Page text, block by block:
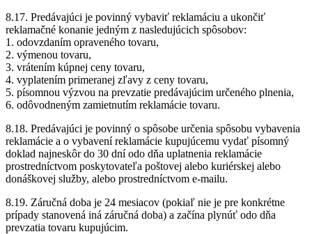
8.17. Predávajúci je povinný vybaviť reklamáciu a ukončiť
reklamačné konanie jedným z nasledujúcich spôsobov:
1. odovzdaním opraveného tovaru,
2. výmenou tovaru,
3. vrátením kúpnej ceny tovaru,
4. vyplatením primeranej zľavy z ceny tovaru,
5. písomnou výzvou na prevzatie predávajúcim určeného plnenia,
6. odôvodneným zamietnutím reklamácie tovaru.
8.18. Predávajúci je povinný o spôsobe určenia spôsobu vybavenia
reklamácie a o vybavení reklamácie kupujúcemu vydať písomný
doklad najneskôr do 30 dní odo dňa uplatnenia reklamácie
prostredníctvom poskytovateľa poštovej alebo kuriérskej alebo
donáškovej služby, alebo prostredníctvom e-mailu.
8.19. Záručná doba je 24 mesiacov (pokiaľ nie je pre konkrétne
prípady stanovená iná záručná doba) a začína plynúť odo dňa
prevzatia tovaru kupujúcim.